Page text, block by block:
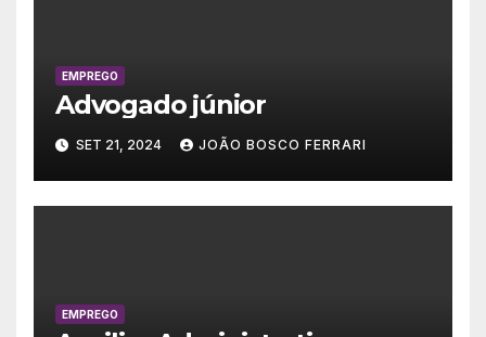
EMPREGO
Advogado júnior
SET 21, 2024 JOÃO BOSCO FERRARI
EMPREGO